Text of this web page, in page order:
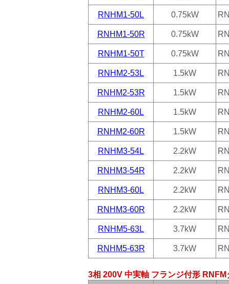
RNHM1-50L 0.75kW
RNHM1-50R 0.75kW
RNHM1-50T 0.75kW
RNHM2-53L 1.5kW
RNHM2-53R 1.5kW
RNHM2-60L 1.5kW
RNHM2-60R 1.5kW
RNHM3-54L 2.2kW
RNHM3-54R 2.2kW
RNHM3-60L 2.2kW
RNHM3-60R 2.2kW
RNHM5-63L 3.7kW
RNHM5-63R 3.7kW
3相 200V 中実軸 フランジ付形 RNFM